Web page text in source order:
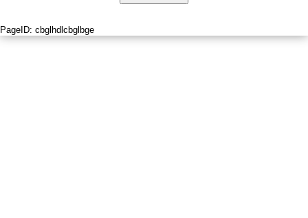
PageID: cbglhdlcbglbge